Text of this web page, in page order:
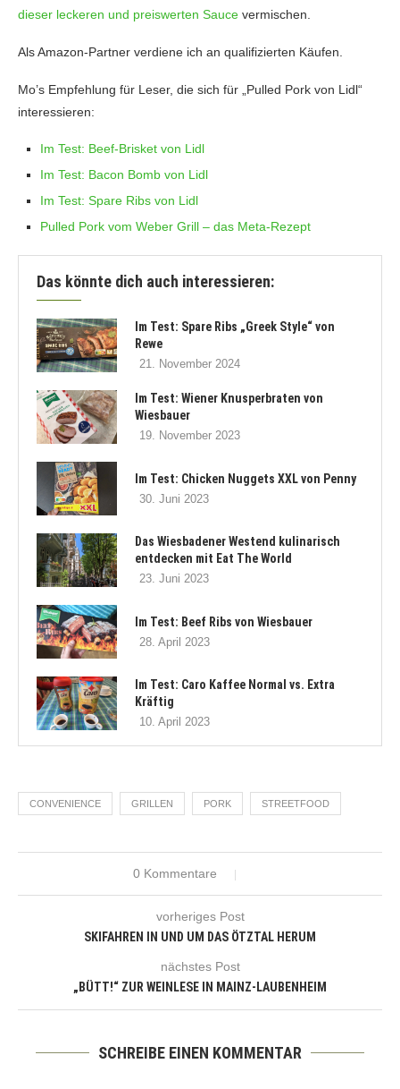
dieser leckeren und preiswerten Sauce vermischen.
Als Amazon-Partner verdiene ich an qualifizierten Käufen.
Mo’s Empfehlung für Leser, die sich für „Pulled Pork von Lidl“
interessieren:
Im Test: Beef-Brisket von Lidl
Im Test: Bacon Bomb von Lidl
Im Test: Spare Ribs von Lidl
Pulled Pork vom Weber Grill – das Meta-Rezept
Das könnte dich auch interessieren:
Im Test: Spare Ribs „Greek Style“ von
Rewe
21. November 2024
Im Test: Wiener Knusperbraten von
Wiesbauer
19. November 2023
Im Test: Chicken Nuggets XXL von Penny
30. Juni 2023
Das Wiesbadener Westend kulinarisch
entdecken mit Eat The World
23. Juni 2023
Im Test: Beef Ribs von Wiesbauer
28. April 2023
Im Test: Caro Kaffee Normal vs. Extra
Kräftig
10. April 2023
CONVENIENCE GRILLEN PORK STREETFOOD
0 Kommentare
vorheriges Post
SKIFAHREN IN UND UM DAS ÖTZTAL HERUM
nächstes Post
„BÜTT!“ ZUR WEINLESE IN MAINZ-LAUBENHEIM
SCHREIBE EINEN KOMMENTAR